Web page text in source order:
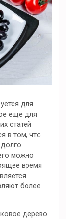
для
еще для
статей
в том, что
можно
время
более
дерево